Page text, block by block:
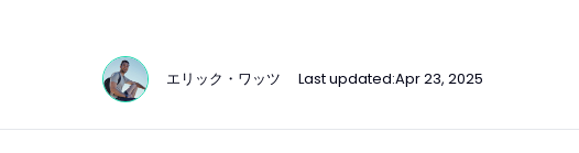
エリック・ワッツ Last updated:Apr 23, 2025